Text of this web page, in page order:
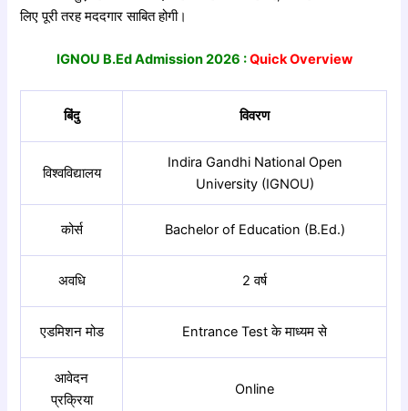
लिए पूरी तरह मददगार साबित होगी।
IGNOU B.Ed Admission 2026 :Quick Overview
बिंदु विवरण
विश्वविद्यालय
Indira Gandhi National Open
University (IGNOU)
कोर्स Bachelor of Education (B.Ed.)
अवधि 2 वर्ष
एडमिशन मोड Entrance Test के माध्यम से
आवेदन
प्रक्रिया
Online